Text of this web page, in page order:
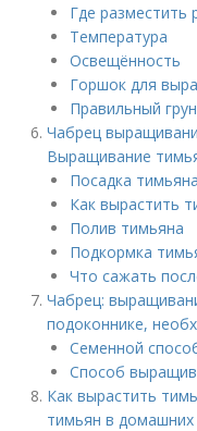
Где разместить
Температура
Освещённость
Горшок для
Правильный
Чабрец
Выращивание
Посадка
Как вырастить
Полив тимьяна
Подкормка
Что сажать
Чабрец:
подоконнике,
Семенной
Способ
Как вырастить
тимьян в домашних